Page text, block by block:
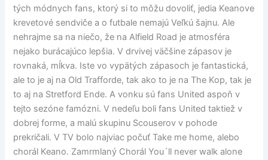
tých módnych fans, ktorý si to môžu dovoliť, jedia Keanove
krevetové sendviče a o futbale nemajú Veľkú šajnu. Ale
nehrajme sa na niečo, že na Alfield Road je atmosféra
nejako burácajúco lepšia. V drvivej väčšine zápasov je
rovnaká, mĺkva. Iste vo vypätých zápasoch je fantastická,
ale to je aj na Old Trafforde, tak ako to je na The Kop, tak je
to aj na Stretford Ende. A vonku sú fans United aspoň v
tejto sezóne famózni. V nedeľu boli fans United taktiež v
dobrej forme, a malú skupinu Scouserov v pohode
prekričali. V TV bolo najviac počuť Take me home, alebo
chorál Keano. Zamrmlaný Chorál You´ll never walk alone